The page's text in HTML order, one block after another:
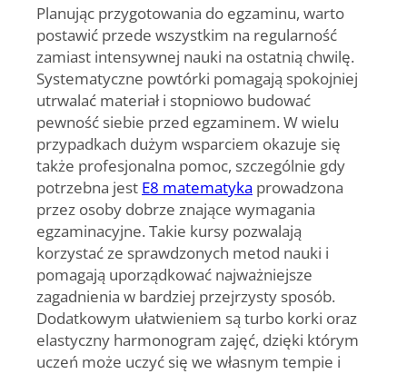
Planując przygotowania do egzaminu, warto
postawić przede wszystkim na regularność
zamiast intensywnej nauki na ostatnią chwilę.
Systematyczne powtórki pomagają spokojniej
utrwalać materiał i stopniowo budować
pewność siebie przed egzaminem. W wielu
przypadkach dużym wsparciem okazuje się
także profesjonalna pomoc, szczególnie gdy
potrzebna jest E8 matematyka prowadzona
przez osoby dobrze znające wymagania
egzaminacyjne. Takie kursy pozwalają
korzystać ze sprawdzonych metod nauki i
pomagają uporządkować najważniejsze
zagadnienia w bardziej przejrzysty sposób.
Dodatkowym ułatwieniem są turbo korki oraz
elastyczny harmonogram zajęć, dzięki którym
uczeń może uczyć się we własnym tempie i